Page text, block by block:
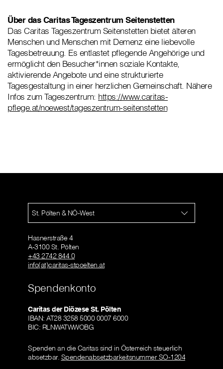
Über das Caritas Tageszentrum Seitenstetten
Das Caritas Tageszentrum Seitenstetten bietet älteren
Menschen und Menschen mit Demenz eine liebevolle
Tagesbetreuung. Es entlastet pflegende Angehörige und
ermöglicht den Besucher*innen soziale Kontakte,
aktivierende Angebote und eine strukturierte
Tagesgestaltung in einer herzlichen Gemeinschaft. Nähere
Infos zum Tageszentrum: https://www.caritas-
pflege.at/noewest/tageszentrum-seitenstetten
St. Pölten & NÖ-West
Hasnerstraße 4
A-3100 St. Pölten
+43 2742 844 0
info(at)caritas-stpoelten.at
Spendenkonto
Caritas der Diözese St. Pölten
IBAN: AT28 3258 5000 0007 6000
BIC: RLNWATWWOBG
Spenden an die Caritas sind in Österreich steuerlich
absetzbar. Spendenabsetzbarkeitsnummer SO-1204